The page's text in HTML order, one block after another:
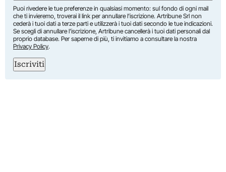
Puoi rivedere le tue preferenze in qualsiasi momento: sul fondo di ogni mail
che ti invieremo, troverai il link per annullare l’iscrizione. Artribune Srl non
cederà i tuoi dati a terze parti e utilizzerà i tuoi dati secondo le tue indicazioni.
Se scegli di annullare l’iscrizione, Artribune cancellerà i tuoi dati personali dal
proprio database. Per saperne di più, ti invitiamo a consultare la nostra
Privacy Policy.
Iscriviti